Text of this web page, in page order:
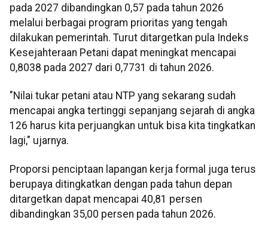
pada 2027 dibandingkan 0,57 pada tahun 2026
melalui berbagai program prioritas yang tengah
dilakukan pemerintah. Turut ditargetkan pula Indeks
Kesejahteraan Petani dapat meningkat mencapai
0,8038 pada 2027 dari 0,7731 di tahun 2026.
"Nilai tukar petani atau NTP yang sekarang sudah
mencapai angka tertinggi sepanjang sejarah di angka
126 harus kita perjuangkan untuk bisa kita tingkatkan
lagi," ujarnya.
Proporsi penciptaan lapangan kerja formal juga terus
berupaya ditingkatkan dengan pada tahun depan
ditargetkan dapat mencapai 40,81 persen
dibandingkan 35,00 persen pada tahun 2026.